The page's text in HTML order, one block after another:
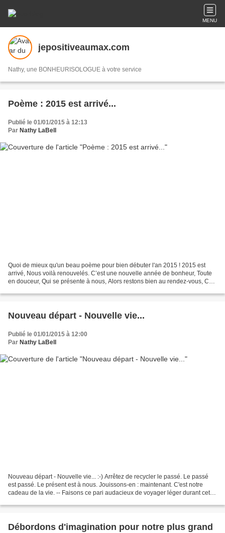
MENU
jepositiveaumax.com
Nathy, une BONHEURISOLOGUE à votre service
Poème : 2015 est arrivé...
Publié le 01/01/2015 à 12:13
Par Nathy LaBell
Quoi de mieux qu'un beau poème pour bien débuter l'an 2015 ! 2015 est
arrivé, Nous voilà renouvelés. C’est une nouvelle année de bonheur, Toute
en douceur, Qui se présente à nous, Alors restons bien au rendez-vous, Car
Nouveau départ - Nouvelle vie...
Publié le 01/01/2015 à 12:00
Par Nathy LaBell
Nouveau départ - Nouvelle vie... :-) Arrêtez de recycler le passé. Le passé
est passé. Le présent est à nous. Jouissons-en : maintenant. C'est notre
cadeau de la vie. -- Faisons ce pari audacieux de voyager léger durant cette
Débordons d'imagination pour notre plus grand